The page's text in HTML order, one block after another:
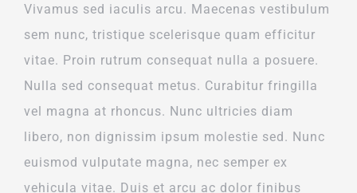
Vivamus sed iaculis arcu. Maecenas vestibulum
sem nunc, tristique scelerisque quam efficitur
vitae. Proin rutrum consequat nulla a posuere.
Nulla sed consequat metus. Curabitur fringilla
vel magna at rhoncus. Nunc ultricies diam
libero, non dignissim ipsum molestie sed. Nunc
euismod vulputate magna, nec semper ex
vehicula vitae. Duis et arcu ac dolor finibus